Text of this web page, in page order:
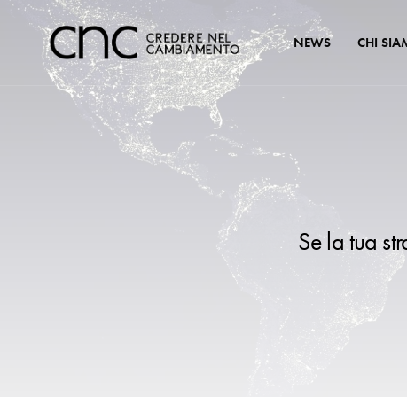
NEWS CHI
Se la tua